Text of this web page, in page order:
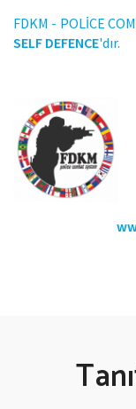
FDKM - POLİCE
SELF DEFENCE'dır.